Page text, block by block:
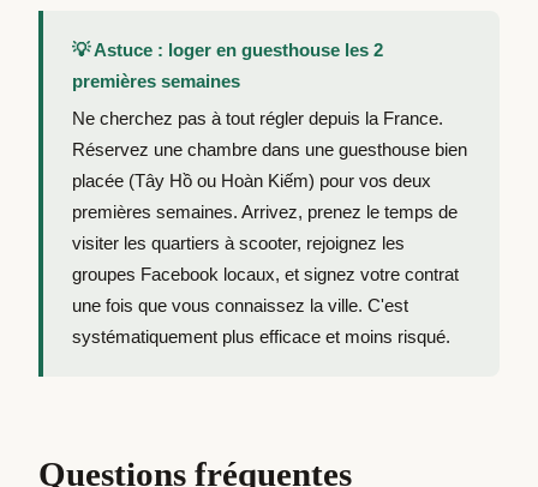
💡 Astuce : loger en guesthouse les 2
premières semaines
Ne cherchez pas à tout régler depuis la France.
Réservez une chambre dans une guesthouse bien
placée (Tây Hồ ou Hoàn Kiếm) pour vos deux
premières semaines. Arrivez, prenez le temps de
visiter les quartiers à scooter, rejoignez les
groupes Facebook locaux, et signez votre contrat
une fois que vous connaissez la ville. C'est
systématiquement plus efficace et moins risqué.
Questions fréquentes